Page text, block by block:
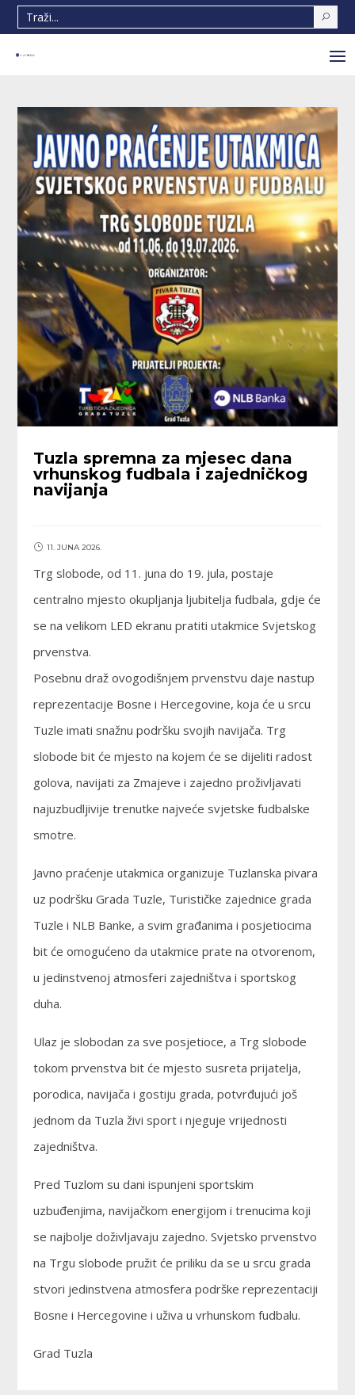
Tuzla spremna za mjesec dana
vrhunskog fudbala i zajedničkog
navijanja
11. JUNA 2026.
Trg slobode, od 11. juna do 19. jula, postaje
centralno mjesto okupljanja ljubitelja fudbala, gdje će
se na velikom LED ekranu pratiti utakmice Svjetskog
prvenstva.
Posebnu draž ovogodišnjem prvenstvu daje nastup
reprezentacije Bosne i Hercegovine, koja će u srcu
Tuzle imati snažnu podršku svojih navijača. Trg
slobode bit će mjesto na kojem će se dijeliti radost
golova, navijati za Zmajeve i zajedno proživljavati
najuzbudljivije trenutke najveće svjetske fudbalske
smotre.
Javno praćenje utakmica organizuje Tuzlanska pivara
uz podršku Grada Tuzle, Turističke zajednice grada
Tuzle i NLB Banke, a svim građanima i posjetiocima
bit će omogućeno da utakmice prate na otvorenom,
u jedinstvenoj atmosferi zajedništva i sportskog
duha.
Ulaz je slobodan za sve posjetioce, a Trg slobode
tokom prvenstva bit će mjesto susreta prijatelja,
porodica, navijača i gostiju grada, potvrđujući još
jednom da Tuzla živi sport i njeguje vrijednosti
zajedništva.
Pred Tuzlom su dani ispunjeni sportskim
uzbuđenjima, navijačkom energijom i trenucima koji
se najbolje doživljavaju zajedno. Svjetsko prvenstvo
na Trgu slobode pružit će priliku da se u srcu grada
stvori jedinstvena atmosfera podrške reprezentaciji
Bosne i Hercegovine i uživa u vrhunskom fudbalu.
Grad Tuzla